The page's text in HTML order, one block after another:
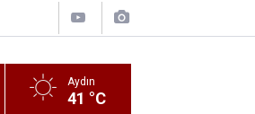
Aydın
41 °C